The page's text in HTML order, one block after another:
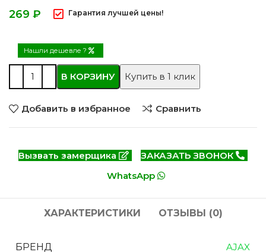
₽ Гарантия лучшей цены!
Нашли дешевле ?
В КОРЗИНУ Купить в 1 клик
Добавить в избранное Сравнить
Вызвать замерщика
ЗАКАЗАТЬ ЗВОНОК
WhatsApp
ХАРАКТЕРИСТИКИ ОТЗЫВЫ (0)
БРЕНД AJAX